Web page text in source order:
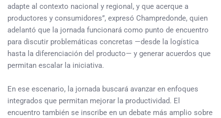
adapte al contexto nacional y regional, y que acerque a
productores y consumidores”, expresó Champredonde, quien
adelantó que la jornada funcionará como punto de encuentro
para discutir problemáticas concretas —desde la logística
hasta la diferenciación del producto— y generar acuerdos que
permitan escalar la iniciativa.
En ese escenario, la jornada buscará avanzar en enfoques
integrados que permitan mejorar la productividad. El
encuentro también se inscribe en un debate más amplio sobre